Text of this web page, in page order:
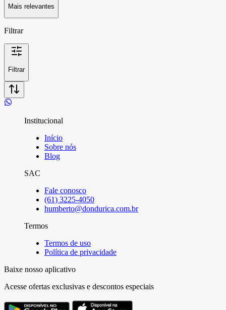
Mais relevantes
Filtrar
Filtrar
Institucional
Início
Sobre nós
Blog
SAC
Fale conosco
(61) 3225-4050
humberto@dondurica.com.br
Termos
Termos de uso
Política de privacidade
Baixe nosso aplicativo
Acesse ofertas exclusivas e descontos especiais